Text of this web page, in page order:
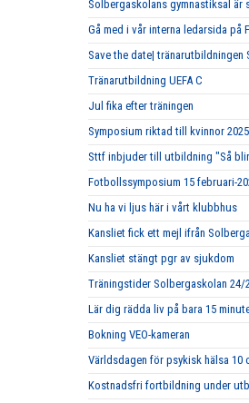
Solbergaskolans gymnastiksal är
Gå med i vår interna ledarsida på
Save the date| tränarutbildningen
Tränarutbildning UEFA C
Jul fika efter träningen
Symposium riktad till kvinnor 2025
Sttf inbjuder till utbildning "Så
Fotbollssymposium 15 februari-
Nu ha vi ljus här i vårt klubbhus
Kansliet fick ett mejl ifrån
Kansliet stängt pgr av sjukdom
Träningstider Solbergaskolan 24/
Lär dig rädda liv på bara 15
Bokning VEO-kameran
Världsdagen för psykisk hälsa 10
Kostnadsfri fortbildning under